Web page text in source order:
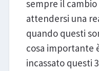
sempre il cambio
attendersi una
quando questi
cosa importante
incassato questi